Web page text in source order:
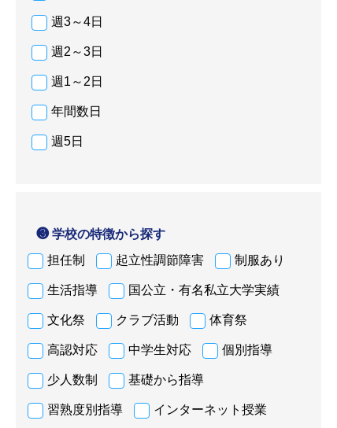
週3～4日
週2～3日
週1～2日
年間数日
週5日
❸ 学校の特徴から探す
担任制
起立性調節障害 制服あり
生活指導 国公立・有名私立大学実績
文化祭 クラブ活動 体育祭
高認対応 中学生対応 個別指導
少人数制 基礎から指導
習熟度別指導 インターネット授業